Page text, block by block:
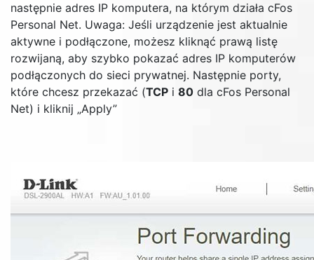
następnie adres IP komputera, na którym działa cFos
Personal Net. Uwaga: Jeśli urządzenie jest aktualnie
aktywne i podłączone, możesz kliknąć prawą listę
rozwijaną, aby szybko pokazać adres IP komputerów
podłączonych do sieci prywatnej. Następnie porty,
które chcesz przekazać (TCP i 80 dla cFos Personal
Net) i kliknij „Apply”